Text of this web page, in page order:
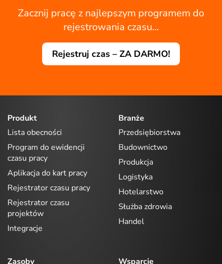
Zacznij pracę z najlepszym programem do
rejestrowania czasu…
Rejestruj czas – ZA DARMO!
Produkt
Lista obecności
Program do ewidencji
czasu pracy
Aplikacja do kart pracy
Rejestrator czasu pracy
Rejestrator czasu
projektów
Integracje
Branże
Przedsiębiorstwa
Budownictwo
Produkcja
Logistyka
Hotelarstwo
Służba zdrowia
Handel
Zasoby
Wsparcie